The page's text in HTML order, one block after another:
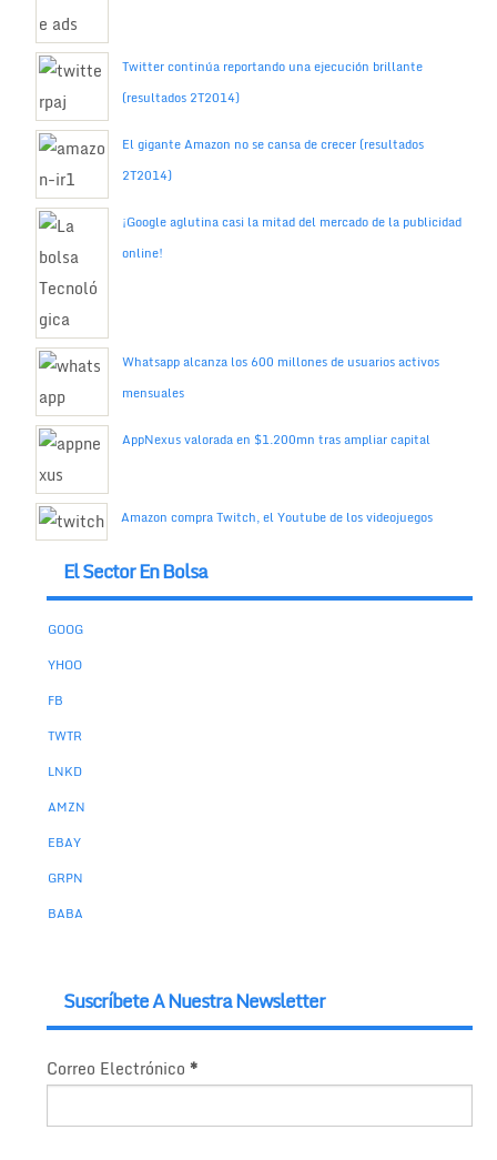
Twitter continúa reportando una ejecución brillante
(resultados 2T2014)
El gigante Amazon no se cansa de crecer (resultados
2T2014)
¡Google aglutina casi la mitad del mercado de la publicidad
online!
Whatsapp alcanza los 600 millones de usuarios activos
mensuales
AppNexus valorada en $1.200mn tras ampliar capital
Amazon compra Twitch, el Youtube de los videojuegos
El Sector En Bolsa
GOOG
YHOO
FB
TWTR
LNKD
AMZN
EBAY
GRPN
BABA
Suscríbete A Nuestra Newsletter
Correo Electrónico *